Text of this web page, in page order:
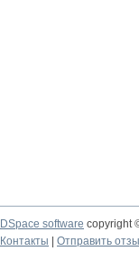
DSpace software copyright
Контакты
Отправить